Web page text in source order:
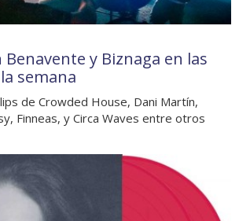
Benavente y Biznaga en las
semana
de Crowded House, Dani Martín,
Finneas, y Circa Waves entre otros